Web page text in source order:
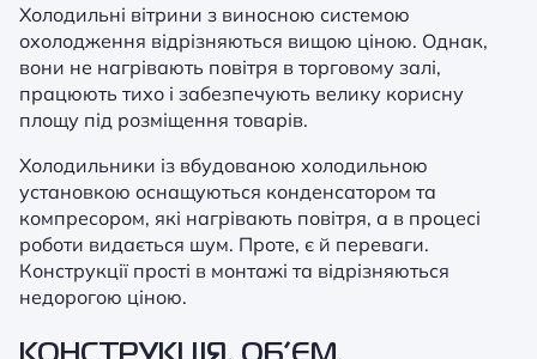
Холодильні вітрини з виносною системою
охолодження відрізняються вищою ціною. Однак,
вони не нагрівають повітря в торговому залі,
працюють тихо і забезпечують велику корисну
площу під розміщення товарів.
Холодильники із вбудованою холодильною
установкою оснащуються конденсатором та
компресором, які нагрівають повітря, а в процесі
роботи видається шум. Проте, є й переваги.
Конструкції прості в монтажі та відрізняються
недорогою ціною.